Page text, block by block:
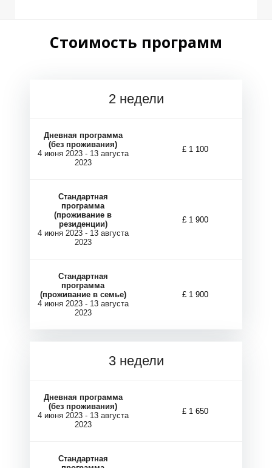
О
Г
Стоимость программ
2 недели
Дневная программа
(без проживания)
4 июня 2023 - 13 августа
2023
£ 1 100
Стандартная
программа
(проживание в
резиденции)
4 июня 2023 - 13 августа
2023
£ 1 900
Стандартная
программа
(проживание в семье)
4 июня 2023 - 13 августа
2023
£ 1 900
3 недели
Дневная программа
(без проживания)
4 июня 2023 - 13 августа
2023
£ 1 650
Стандартная
О
Г